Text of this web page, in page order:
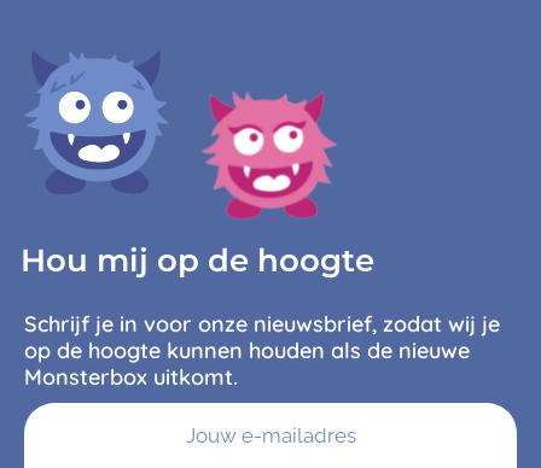
Hou mij op de hoogte
Schrijf je in voor onze nieuwsbrief, zodat wij je
op de hoogte kunnen houden als de nieuwe
Monsterbox uitkomt.